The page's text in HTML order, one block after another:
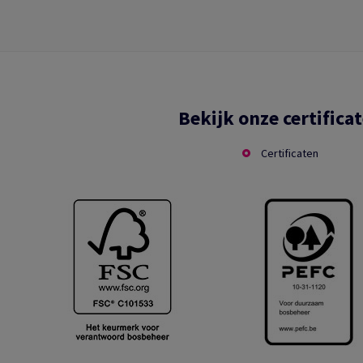
Bekijk onze
Certificaten